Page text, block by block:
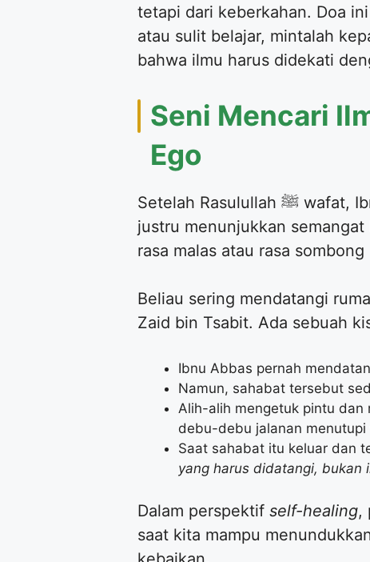
tetapi dari keberkahan. Doa
atau sulit belajar, mintalah
bahwa ilmu harus didekati
Seni Mencari
Ego
Setelah Rasulullah ﷺ wafat, Ibnu Abbas tidak lantas merasa cukup karena sudah didoakan Nabi. Beliau
justru menunjukkan
rasa malas atau rasa sombong
Beliau sering mendatangi
Zaid bin Tsabit. Ada sebuah
Ibnu Abbas pernah
Namun, sahabat tersebut
Alih-alih mengetuk pintu dan
debu-debu jalanan menutupi
Saat sahabat itu keluar dan
yang harus didatangi, bukan
Dalam perspektif self-healing,
saat kita mampu